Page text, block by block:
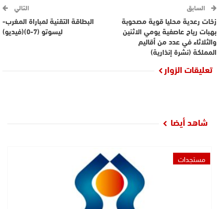
السابق
زخات رعدية محليا قوية مصحوبة
بهبات رياح عاصفية يومي الاثنين
والثلاثاء في عدد من أقاليم
المملكة (نشرة إنذارية)
التالي
البطاقة التقنية لمباراة المغرب-
ليسوتو (7-0)(فيديو)
تعليقات الزوار
شاهد أيضا
مستجدات